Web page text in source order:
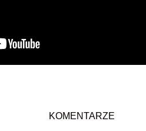
KOMENTARZE